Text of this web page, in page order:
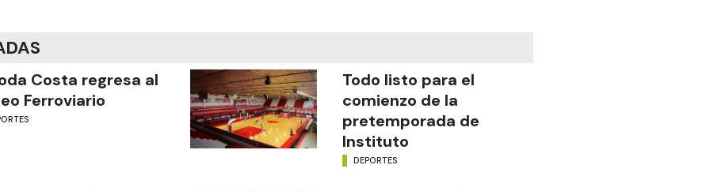
Costa regresa al
Ferroviario
Todo listo para el
comienzo de la
pretemporada de
Instituto
DEPORTES